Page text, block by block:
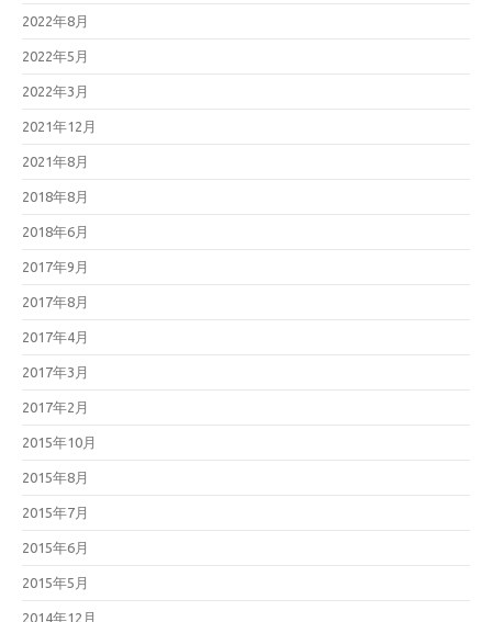
2022年8月
2022年5月
2022年3月
2021年12月
2021年8月
2018年8月
2018年6月
2017年9月
2017年8月
2017年4月
2017年3月
2017年2月
2015年10月
2015年8月
2015年7月
2015年6月
2015年5月
2014年12月